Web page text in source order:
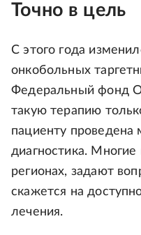
Точно в цель
С этого года
онкобольных
Федеральный фонд
такую терапию
пациенту проведена
диагностика.
регионах, задают
скажется на
лечения.